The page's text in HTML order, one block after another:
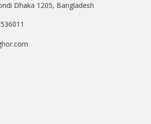
Dhaka 1205, Bangladesh